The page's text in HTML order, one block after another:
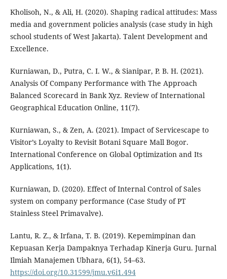
Kholisoh, N., & Ali, H. (2020). Shaping radical attitudes: Mass
media and government policies analysis (case study in high
school students of West Jakarta). Talent Development and
Excellence.
Kurniawan, D., Putra, C. I. W., & Sianipar, P. B. H. (2021).
Analysis Of Company Performance with The Approach
Balanced Scorecard in Bank Xyz. Review of International
Geographical Education Online, 11(7).
Kurniawan, S., & Zen, A. (2021). Impact of Servicescape to
Visitor’s Loyalty to Revisit Botani Square Mall Bogor.
International Conference on Global Optimization and Its
Applications, 1(1).
Kurniawan, D. (2020). Effect of Internal Control of Sales
system on company performance (Case Study of PT
Stainless Steel Primavalve).
Lantu, R. Z., & Irfana, T. B. (2019). Kepemimpinan dan
Kepuasan Kerja Dampaknya Terhadap Kinerja Guru. Jurnal
Ilmiah Manajemen Ubhara, 6(1), 54–63.
https://doi.org/10.31599/jmu.v6i1.494